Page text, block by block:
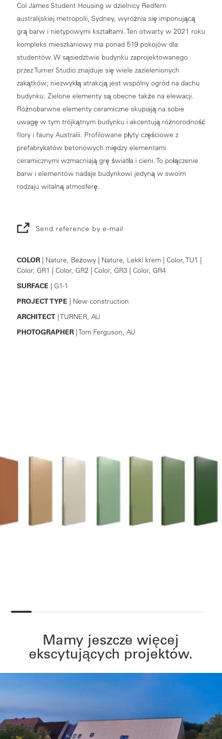
Col James Student Housing w dzielnicy Redfern
australijskiej metropolii, Sydney, wyróżnia się imponującą
grą barw i nietypowymi kształtami. Ten otwarty w 2021 roku
kompleks mieszkaniowy ma ponad 519 pokojów dla
studentów. W sąsiedztwie budynku zaprojektowanego
przez Turner Studio znajduje się wiele zazielenionych
zakątków; niezwykłą atrakcją jest wspólny ogród na dachu
budynku. Zielone elementy są obecne także na elewacji.
Różnobarwne elementy ceramiczne skupiają na sobie
uwagę w tym trójkątnym budynku i akcentują różnorodność
flory i fauny Australii. Profilowane płyty częściowe z
prefabrykatów betonowych między elementami
ceramicznymi wzmacniają grę światła i cieni. To połączenie
barw i elementów nadaje budynkowi jedyną w swoim
rodzaju witalną atmosferę.
Send reference by e-mail
COLOR| Nature, Beżowy | Nature, Lekki krem | Color, TU1 |
Color, GR1 | Color, GR2 | Color, GR3 | Color, GR4
SURFACE | G1-1
PROJECT TYPE | New construction
ARCHITECT| TURNER, AU
PHOTOGRAPHER| Tom Ferguson, AU
Mamy jeszcze więcej
ekscytujących projektów.